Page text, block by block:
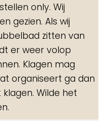
only. Wij
gezien. Als wij
zitten van
er weer volop
Klagen mag
organiseert ga dan
Wilde het